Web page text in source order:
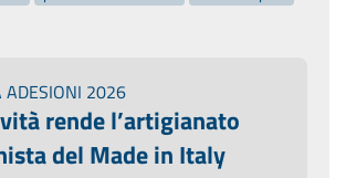
ADESIONI 2026
rende l’artigianato
del Made in Italy